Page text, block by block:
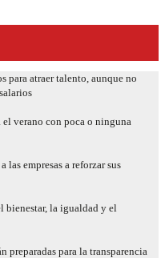
para atraer talento, aunque no
verano con poca o ninguna
empresas a reforzar sus
bienestar, la igualdad y el
preparadas para la transparencia